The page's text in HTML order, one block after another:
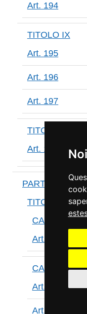
Art. 194
TITOLO IX
Art. 195
Art. 196
Art. 197
TITOLO X
Art. 198
PARTE IV
TITOLO I
CAPO I
Art. 199
CAPO II
Art. 200
Art. 201